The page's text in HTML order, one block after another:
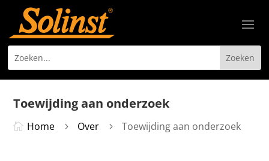
Toewijding aan onderzoek
 Home 5 Over 5 Toewijding aan onderzoek